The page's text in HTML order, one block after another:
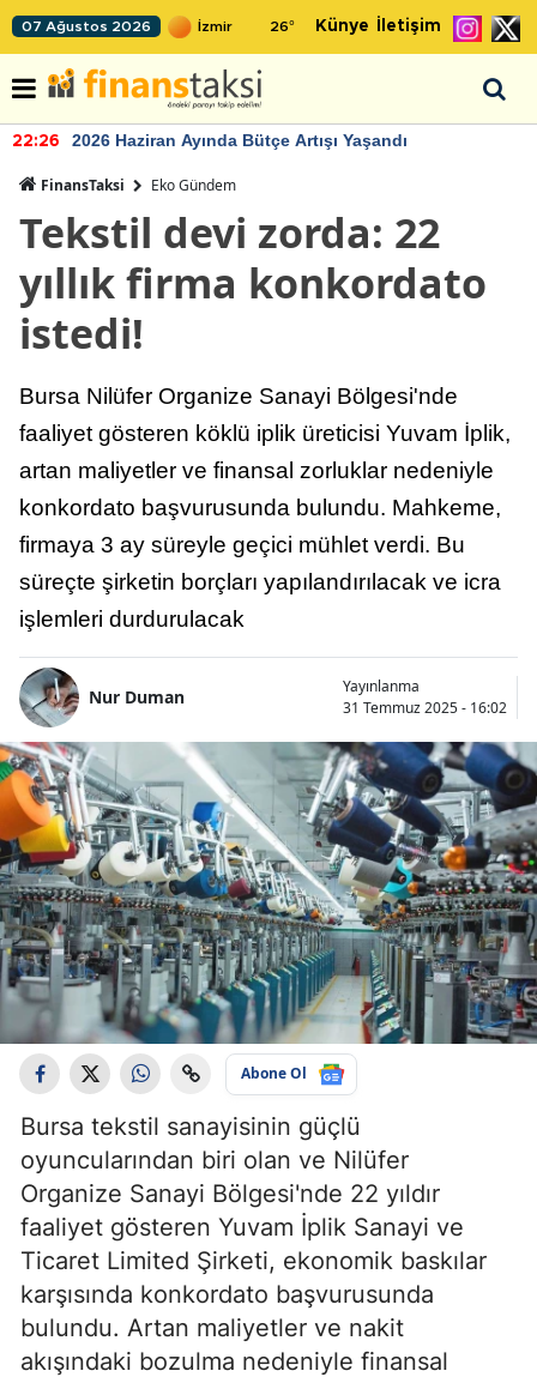
07 Ağustos 2026 26° Künye İletişim
22:26 2026 Haziran Ayında Bütçe Artışı Yaşandı
FinansTaksi Eko Gündem
Tekstil devi zorda: 22
yıllık firma konkordato
istedi!
Bursa Nilüfer Organize Sanayi Bölgesi'nde
faaliyet gösteren köklü iplik üreticisi Yuvam İplik,
artan maliyetler ve finansal zorluklar nedeniyle
konkordato başvurusunda bulundu. Mahkeme,
firmaya 3 ay süreyle geçici mühlet verdi. Bu
süreçte şirketin borçları yapılandırılacak ve icra
işlemleri durdurulacak
Nur Duman
Yayınlanma
31 Temmuz 2025 - 16:02
Abone Ol
Bursa tekstil sanayisinin güçlü
oyuncularından biri olan ve Nilüfer
Organize Sanayi Bölgesi'nde 22 yıldır
faaliyet gösteren Yuvam İplik Sanayi ve
Ticaret Limited Şirketi, ekonomik baskılar
karşısında konkordato başvurusunda
bulundu. Artan maliyetler ve nakit
akışındaki bozulma nedeniyle finansal